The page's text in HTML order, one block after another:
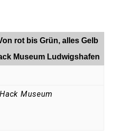
rot bis Grün, alles Gelb
Museum Ludwigshafen
Museum